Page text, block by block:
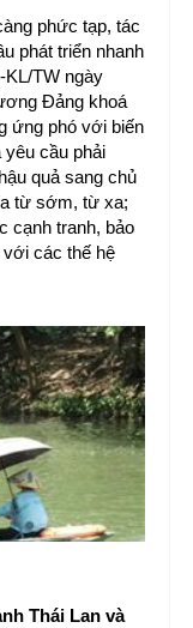
phức tạp, tác
phát triển nhanh
TW ngày
Đảng khoá
ứng phó với biến
cầu phải
quả sang chủ
từ sớm, từ xa;
cạnh tranh, bảo
với các thế hệ
Thái Lan và